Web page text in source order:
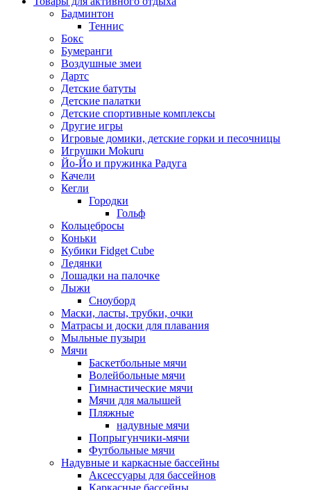
Бадминтон
Теннис
Бокс
Бумеранги
Воздушные змеи
Дартс
Детские батуты
Детские палатки
Детские спортивные комплексы
Другие игры
Игровые домики, детские горки и песочницы
Игрушки Mokuru
Йо-Йо и пружинка Радуга
Качели
Кегли
Городки
Гольф
Кольцебросы
Коньки
Кубики Fidget Cube
Ледянки
Лошадки на палочке
Лыжи
Сноуборд
Маски, ласты, трубки, очки
Матрасы и доски для плавания
Мыльные пузыри
Мячи
Баскетбольные мячи
Волейбольные мячи
Гимнастические мячи
Мячи для малышей
Пляжные
надувные мячи
Попрыгунчики-мячи
Футбольные мячи
Надувные и каркасные бассейны
Аксессуары для бассейнов
Каркасные бассейны